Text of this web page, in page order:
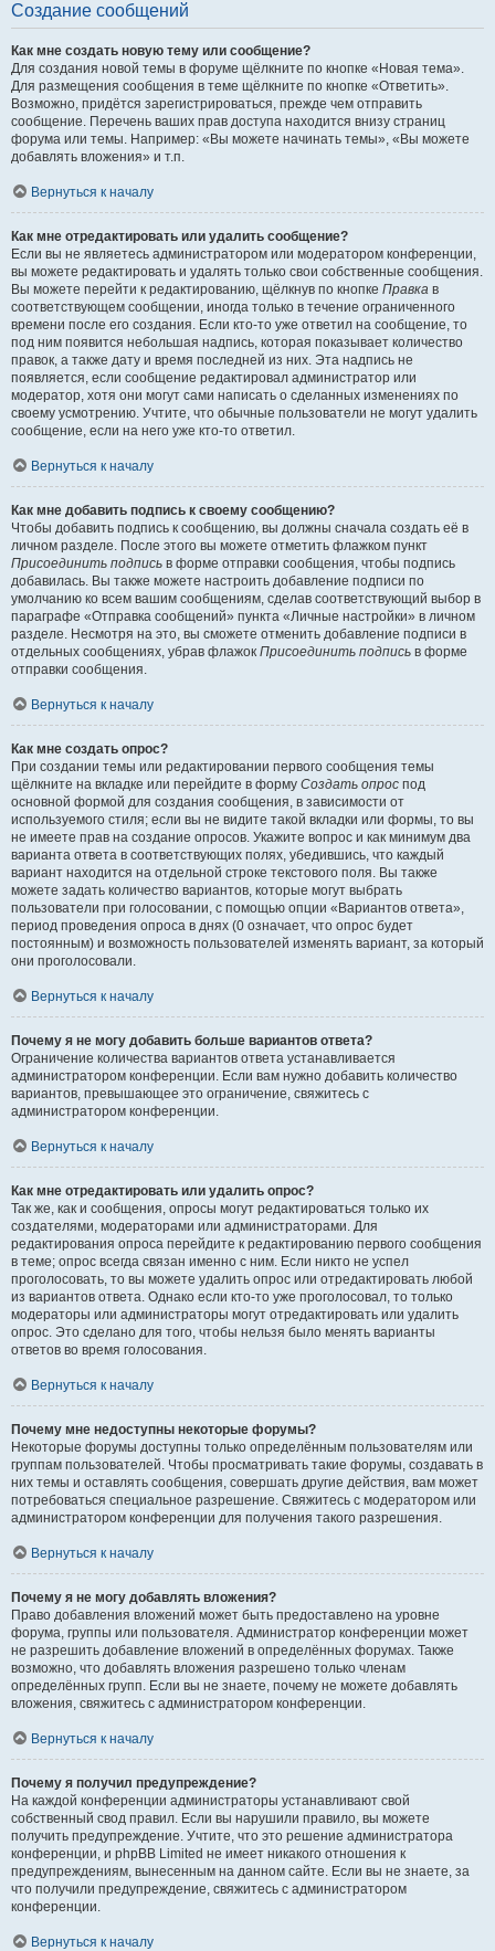
Создание сообщений
Как мне создать новую тему или сообщение?
Для создания новой темы в форуме щёлкните по кнопке «Новая тема».
Для размещения сообщения в теме щёлкните по кнопке «Ответить».
Возможно, придётся зарегистрироваться, прежде чем отправить
сообщение. Перечень ваших прав доступа находится внизу страниц
форума или темы. Например: «Вы можете начинать темы», «Вы можете
добавлять вложения» и т.п.
Вернуться к началу
Как мне отредактировать или удалить сообщение?
Если вы не являетесь администратором или модератором конференции,
вы можете редактировать и удалять только свои собственные сообщения.
Вы можете перейти к редактированию, щёлкнув по кнопке Правка в
соответствующем сообщении, иногда только в течение ограниченного
времени после его создания. Если кто-то уже ответил на сообщение, то
под ним появится небольшая надпись, которая показывает количество
правок, а также дату и время последней из них. Эта надпись не
появляется, если сообщение редактировал администратор или
модератор, хотя они могут сами написать о сделанных изменениях по
своему усмотрению. Учтите, что обычные пользователи не могут удалить
сообщение, если на него уже кто-то ответил.
Вернуться к началу
Как мне добавить подпись к своему сообщению?
Чтобы добавить подпись к сообщению, вы должны сначала создать её в
личном разделе. После этого вы можете отметить флажком пункт
Присоединить подпись в форме отправки сообщения, чтобы подпись
добавилась. Вы также можете настроить добавление подписи по
умолчанию ко всем вашим сообщениям, сделав соответствующий выбор в
параграфе «Отправка сообщений» пункта «Личные настройки» в личном
разделе. Несмотря на это, вы сможете отменить добавление подписи в
отдельных сообщениях, убрав флажок Присоединить подпись в форме
отправки сообщения.
Вернуться к началу
Как мне создать опрос?
При создании темы или редактировании первого сообщения темы
щёлкните на вкладке или перейдите в форму Создать опрос под
основной формой для создания сообщения, в зависимости от
используемого стиля; если вы не видите такой вкладки или формы, то вы
не имеете прав на создание опросов. Укажите вопрос и как минимум два
варианта ответа в соответствующих полях, убедившись, что каждый
вариант находится на отдельной строке текстового поля. Вы также
можете задать количество вариантов, которые могут выбрать
пользователи при голосовании, с помощью опции «Вариантов ответа»,
период проведения опроса в днях (0 означает, что опрос будет
постоянным) и возможность пользователей изменять вариант, за который
они проголосовали.
Вернуться к началу
Почему я не могу добавить больше вариантов ответа?
Ограничение количества вариантов ответа устанавливается
администратором конференции. Если вам нужно добавить количество
вариантов, превышающее это ограничение, свяжитесь с
администратором конференции.
Вернуться к началу
Как мне отредактировать или удалить опрос?
Так же, как и сообщения, опросы могут редактироваться только их
создателями, модераторами или администраторами. Для
редактирования опроса перейдите к редактированию первого сообщения
в теме; опрос всегда связан именно с ним. Если никто не успел
проголосовать, то вы можете удалить опрос или отредактировать любой
из вариантов ответа. Однако если кто-то уже проголосовал, то только
модераторы или администраторы могут отредактировать или удалить
опрос. Это сделано для того, чтобы нельзя было менять варианты
ответов во время голосования.
Вернуться к началу
Почему мне недоступны некоторые форумы?
Некоторые форумы доступны только определённым пользователям или
группам пользователей. Чтобы просматривать такие форумы, создавать в
них темы и оставлять сообщения, совершать другие действия, вам может
потребоваться специальное разрешение. Свяжитесь с модератором или
администратором конференции для получения такого разрешения.
Вернуться к началу
Почему я не могу добавлять вложения?
Право добавления вложений может быть предоставлено на уровне
форума, группы или пользователя. Администратор конференции может
не разрешить добавление вложений в определённых форумах. Также
возможно, что добавлять вложения разрешено только членам
определённых групп. Если вы не знаете, почему не можете добавлять
вложения, свяжитесь с администратором конференции.
Вернуться к началу
Почему я получил предупреждение?
На каждой конференции администраторы устанавливают свой
собственный свод правил. Если вы нарушили правило, вы можете
получить предупреждение. Учтите, что это решение администратора
конференции, и phpBB Limited не имеет никакого отношения к
предупреждениям, вынесенным на данном сайте. Если вы не знаете, за
что получили предупреждение, свяжитесь с администратором
конференции.
Вернуться к началу